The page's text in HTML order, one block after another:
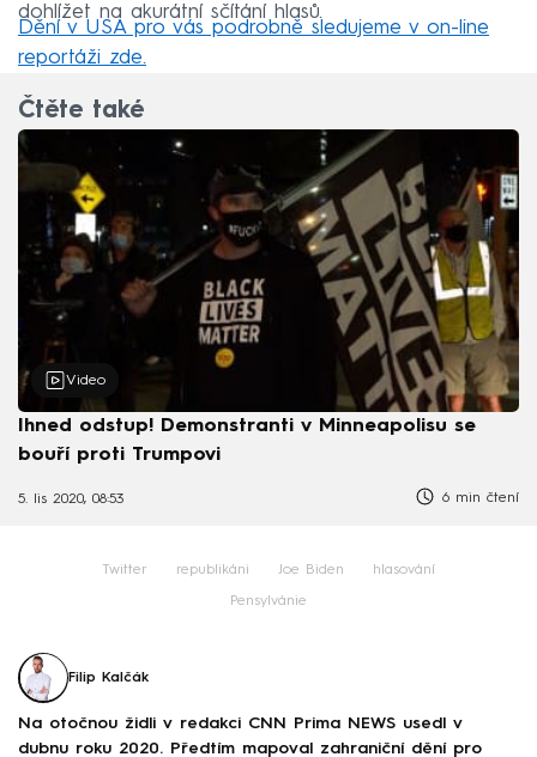
dohlížet na akurátní sčítání hlasů.
Dění v USA pro vás podrobně sledujeme v on-line
reportáži zde.
Čtěte také
Video
Ihned odstup! Demonstranti v Minneapolisu se
bouří proti Trumpovi
5. lis 2020, 08:53 6 min čtení
Twitter republikáni Joe Biden hlasování
Pensylvánie
Filip Kalčák
Na otočnou židli v redakci CNN Prima NEWS usedl v
dubnu roku 2020. Předtím mapoval zahraniční dění pro